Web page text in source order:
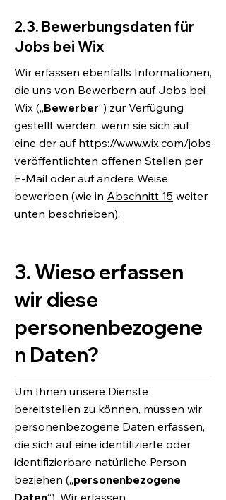
2.3. Bewerbungsdaten für
Jobs bei Wix
Wir erfassen ebenfalls Informationen,
die uns von Bewerbern auf Jobs bei
Wix („Bewerber“) zur Verfügung
gestellt werden, wenn sie sich auf
eine der auf https://www.wix.com/jobs
veröffentlichten offenen Stellen per
E-Mail oder auf andere Weise
bewerben (wie in Abschnitt 15 weiter
unten beschrieben).
3. Wieso erfassen
wir diese
personenbezogene
n Daten?
Um Ihnen unsere Dienste
bereitstellen zu können, müssen wir
personenbezogene Daten erfassen,
die sich auf eine identifizierte oder
identifizierbare natürliche Person
beziehen („personenbezogene
Daten“). Wir erfassen